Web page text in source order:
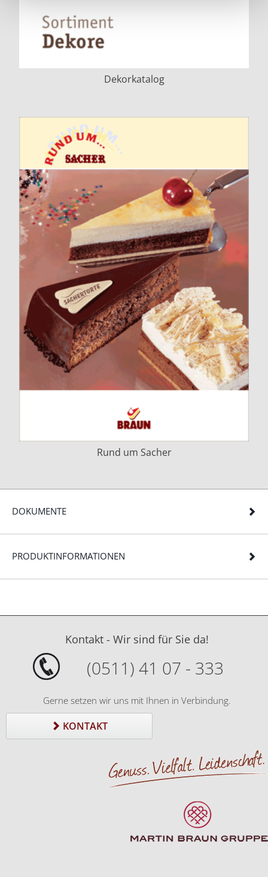
Dekorkatalog
Rund um Sacher
DOKUMENTE
PRODUKTINFORMATIONEN
Kontakt - Wir sind für Sie da!
(0511) 41 07 - 333
Gerne setzen wir uns mit Ihnen in Verbindung.
KONTAKT